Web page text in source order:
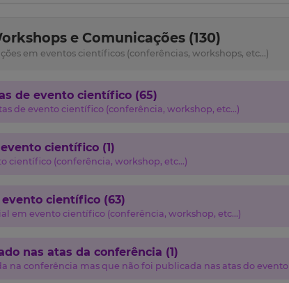
e Comunicações (130)
em eventos científicos (conferências, workshops, etc...)
de evento científico (65)
de evento científico (conferência, workshop, etc...)
científico (1)
científico (conferência, workshop, etc...)
científico (63)
em evento científico (conferência, workshop, etc...)
nas atas da conferência (1)
na conferência mas que não foi publicada nas atas do evento